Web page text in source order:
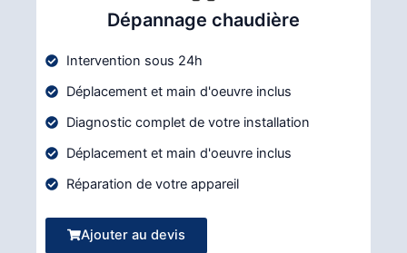
Dépannage chaudière
Intervention sous 24h
Déplacement et main d'oeuvre inclus
Diagnostic complet de votre installation
Déplacement et main d'oeuvre inclus
Réparation de votre appareil
Ajouter au devis